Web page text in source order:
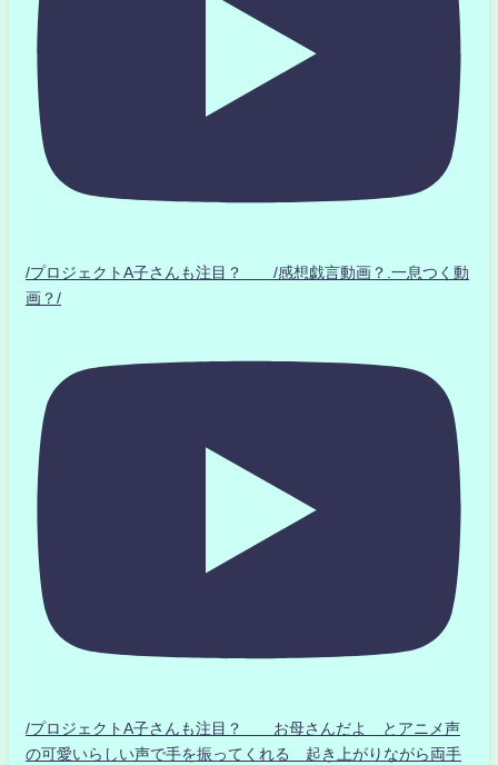
/プロジェクトA子さんも注目？ /感想戯言動画？.一息つく動
画？/
/プロジェクトA子さんも注目？ お母さんだよ とアニメ声
の可愛いらしい声で手を振ってくれる 起き上がりながら両手